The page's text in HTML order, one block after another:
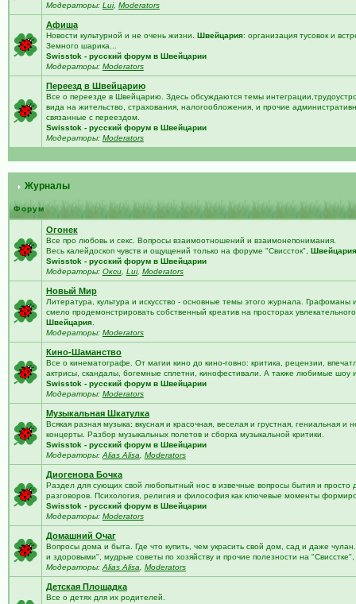
Модераторы: Lui, Moderators
Афиша
Новости культурной и не очень жизни. Швейцария: организация тусовок и
Земного шарика...
Swisstok - русский форум в Швейцарии
Модераторы: Moderators
Переезд в Швейцарию
Все о переезде в Швейцарию. Здесь обсуждаются темы
вида на жительство, страхования, налогообложения, и прочие
связанные с переездом.
Swisstok - русский форум в Швейцарии
Модераторы: Moderators
Журналы
Форум
Огонек
Все про любовь и секс. Вопросы взаимоотношений и взаимонепонимания.
Весь калейдоскоп чувств и ощущений только на форуме "Свиссток", Швейцария
Swisstok - русский форум в Швейцарии
Модераторы: Окси, Lui, Moderators
Новый Мир
Литература, культура и искусство - основные темы этого журнала. Графоманы
смело продемонстрировать собственный креатив на просторах
Швейцария.
Модераторы: Moderators
Кино-Шаманство
Все о кинематографе. От магии кино до кино-говно: критика, рецензии,
актрисы, скандалы, богемные сплетни, кинофестивали. А также любимые шоу
Swisstok - русский форум в Швейцарии
Модераторы: Moderators
Музыкальная Шкатулка
Всякая разная музыка: вкусная и красочная, веселая и грустная, гениальная и
концерты. Разбор музыкальных полетов и сборка музыкальной критики.
Swisstok - русский форум в Швейцарии
Модераторы: Alias Alisa Moderators
Диогенова Бочка
Раздел для сующих свой любопытный нос в извечные вопросы бытия и просто
разговоров. Психология, религия и философия как ключевые моменты
Swisstok - русский форум в Швейцарии
Модераторы: Moderators
Домашний Очаг
Вопросы дома и быта. Где что купить, чем украсить свой дом, сад и даже
и здоровыми", мудрые советы по хозяйству и прочие полезности на "Свисстке",
Модераторы: Alias Alisa Moderators
Детская Площадка
Все о детях для их родителей.